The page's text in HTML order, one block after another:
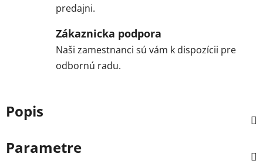
predajni.
Zákaznicka podpora
Naši zamestnanci sú vám k dispozícii pre
odbornú radu.
Popis
Parametre